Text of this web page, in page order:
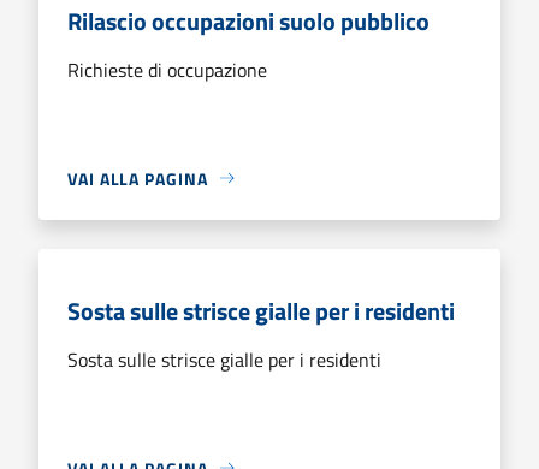
Rilascio occupazioni suolo pubblico
Richieste di occupazione
VAI ALLA PAGINA
Sosta sulle strisce gialle per i residenti
Sosta sulle strisce gialle per i residenti